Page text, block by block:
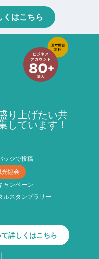
くはこちら
り上げたい共
しています！
ッジで投稿
協会
ャンペーン
ルスタンプラリー
詳しくはこちら